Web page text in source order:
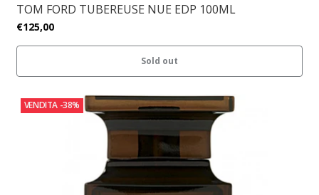
TOM FORD TUBEREUSE NUE EDP 100ML
€125,00
Sold out
VENDITA -38%